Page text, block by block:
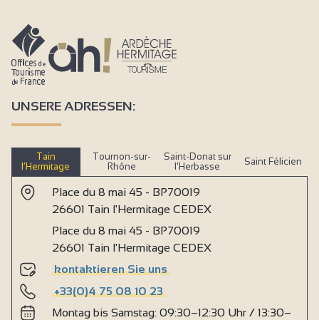
UNSERE ADRESSEN:
Tain
l’Hermitage
Tournon-sur-
Rhône
Saint-Donat sur
l’Herbasse
Saint Félicien
Place du 8 mai 45 - BP70019
26601 Tain l'Hermitage CEDEX
Place du 8 mai 45 - BP70019
26601 Tain l'Hermitage CEDEX
kontaktieren Sie uns
+33(0)4 75 08 10 23
Montag bis Samstag: 09:30–12:30 Uhr / 13:30–